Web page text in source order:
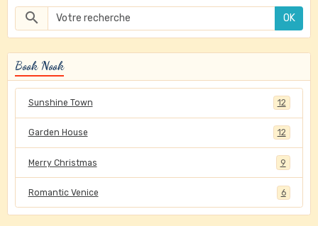
OK
Book Nook
Sunshine Town 12
Garden House 12
Merry Christmas 9
Romantic Venice 6